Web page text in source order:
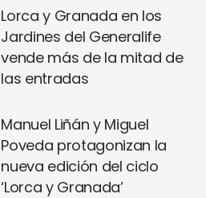
Lorca y Granada en los
Jardines del Generalife
vende más de la mitad de
las entradas
Manuel Liñán y Miguel
Poveda protagonizan la
nueva edición del ciclo
‘Lorca y Granada’